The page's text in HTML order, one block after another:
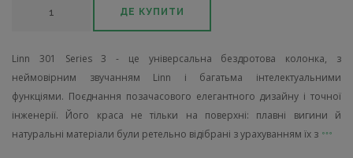
ДЕ КУПИТИ
Linn 301 Series 3 - це універсальна бездротова колонка, з
неймовірним звучанням Linn і багатьма інтелектуальними
функціями. Поєднання позачасового елегантного дизайну і точної
інженерії. Його краса не тільки на поверхні: плавні вигини й
натуральні матеріали були ретельно відібрані з урахуванням їх з